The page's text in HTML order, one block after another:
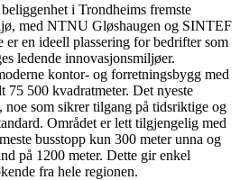
i Trondheims fremste
med NTNU Gløshaugen og SINTEF
er en ideell plassering for bedrifter som
ledende innovasjonsmiljøer.
kontor- og forretningsbygg med
75 500 kvadratmeter. Det nyeste
som sikrer tilgang på tidsriktige og
Området er lett tilgjengelig med
busstopp kun 300 meter unna og
på 1200 meter. Dette gir enkel
fra hele regionen.